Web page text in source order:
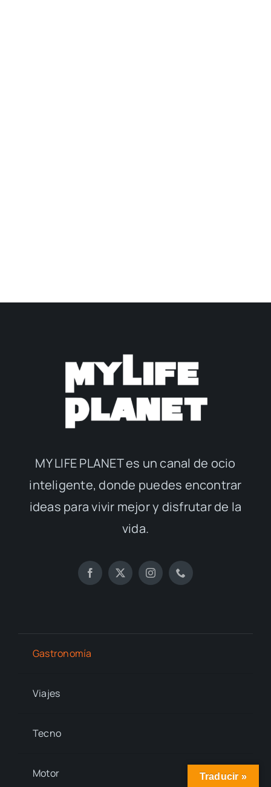
MY LIFE PLANET es un canal de ocio
inteligente, donde puedes encontrar
ideas para vivir mejor y disfrutar de la
vida.
Gastronomía
Viajes
Tecno
Motor Traducir »